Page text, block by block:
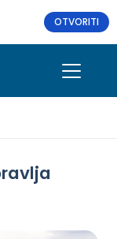
OTVORITI